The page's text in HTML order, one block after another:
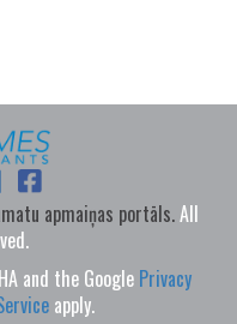
apmaiņas portāls.All
and the Google Privacy
apply.